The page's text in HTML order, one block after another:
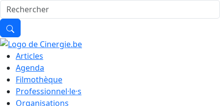
Articles
Agenda
Filmothèque
Professionnel·le·s
Organisations